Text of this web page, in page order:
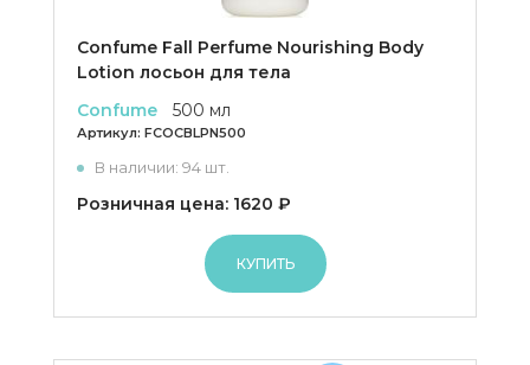
Confume Fall Perfume Nourishing Body
Lotion лосьон для тела
Confume
500 мл
Артикул: FCOCBLPN500
В наличии: 94 шт.
Розничная цена: 1620 ₽
КУПИТЬ